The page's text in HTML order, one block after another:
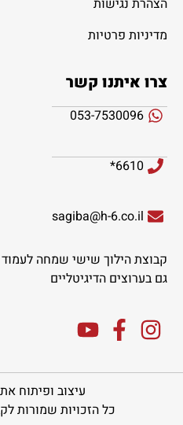
הצהרת נגישות
מדיניות פרטיות
צרו איתנו קשר
053-7530096
6610*
sagiba@h-6.co.il
קבוצת הילוך שישי שמחה
גם בערוצים הדיגיטליים
עיצוב ופיתוח
כל הזכויות שמורות